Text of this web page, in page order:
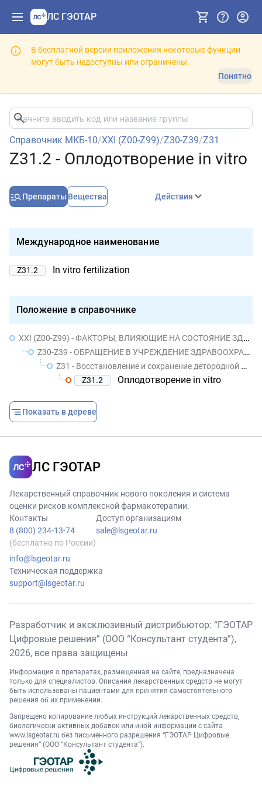
ЛС ГЭОТАР
В бесплатной версии приложения некоторые функции
могут быть недоступны или ограничены.
Понятно
Справочник МКБ-10/XXI (Z00-Z99)/Z30-Z39/Z31
Z31.2 - Оплодотворение in vitro
Препараты Вещества Действия
Международное наименование
Z31.2 In vitro fertilization
Положение в справочнике
XXI (Z00-Z99) - ФАКТОРЫ, ВЛИЯЮЩИЕ НА СОСТОЯНИЕ ЗДОРОВЬЯ НАСЕЛЕНИЯ И ОБРАЩЕНИЯ В УЧРЕЖДЕНИЯ ЗДРАВООХРАНЕНИЯ
Z30-Z39 - ОБРАЩЕНИЕ В УЧРЕЖДЕНИЕ ЗДРАВООХРАНЕНИЯ В СВЯЗИ С ОБСТОЯТЕЛЬСТВАМИ, ОТНОСЯЩИМИСЯ К РЕПРОДУКТИВНОЙ ФУНКЦИИ
Z31 - Восстановление и сохранение детородной функции
Z31.2
Оплодотворение in vitro
Показать в дереве
ЛС ГЭОТАР
Лекарственный справочник нового поколения и система
оценки рисков комплексной фармакотерапии.
Контакты
8 (800) 234-13-74
(бесплатно по России)
info@lsgeotar.ru
Доступ организациям
sale@lsgeotar.ru
Техническая поддержка
support@lsgeotar.ru
Разработчик и эксклюзивный дистрибьютор: “ГЭОТАР
Цифровые решения” (ООО “Консультант студента”),
2026, все права защищены
Информация о препаратах, размещенная на сайте, предназначена
только для специалистов. Описания лекарственных средств не могут
быть использованы пациентами для принятия самостоятельного
решения об их применении.
Запрещено копирование любых инструкций лекарственных средств,
биологически активных добавок или иной информации с сайта
www.lsgeotar.ru без письменного разрешения “ГЭОТАР Цифровые
решения” (ООО “Консультант студента”).